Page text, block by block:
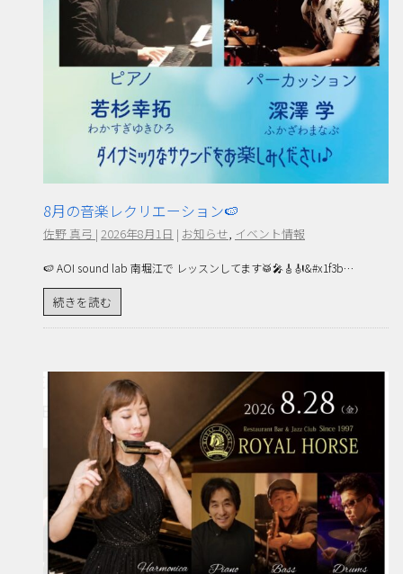
8月の音楽レクリエーション🍉
佐野 真弓 | 2026年8月1日 | お知らせ, イベント情報
🍉 AOI sound lab 南堀江で レッスンしてます🥁🎤🎸🎻&#x1f3b…
続きを読む